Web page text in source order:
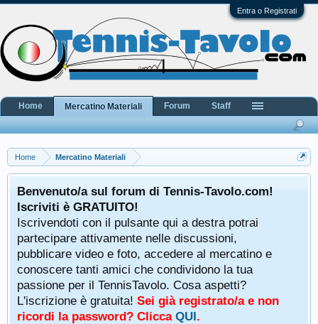
Entra o Registrati
Home Mercatino Materiali
Benvenuto/a sul forum di Tennis-Tavolo.com!
Iscriviti è GRATUITO!
Iscrivendoti con il pulsante qui a destra potrai
partecipare attivamente nelle discussioni,
pubblicare video e foto, accedere al mercatino e
conoscere tanti amici che condividono la tua
passione per il TennisTavolo. Cosa aspetti?
L'iscrizione è gratuita! Sei già registrato/a e non
ricordi la password? Clicca QUI.
Home Mercatino Materiali Forum Staff